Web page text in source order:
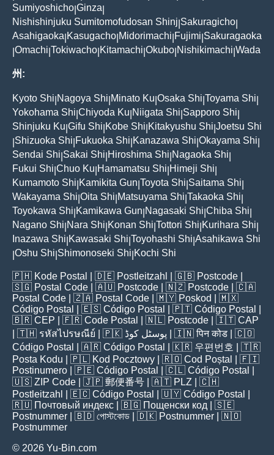
Sumiyoshicho Ginza
Nishishinjuku Sumitomofudosan Shinj Sakuragicho
Asahigaoka Kasugacho Midorimachi Fujimi Sakuragaoka
Omachi Tokiwacho Kitamachi Okubo Nishikimachi Wada
州:
Kyoto Shi Nagoya Shi Minato Ku Osaka Shi Toyama Shi
Yokohama Shi Chiyoda Ku Niigata Shi Sapporo Shi
Shinjuku Ku Gifu Shi Kobe Shi Kitakyushu Shi Joetsu Shi
Shizuoka Shi Fukuoka Shi Kanazawa Shi Okayama Shi
Sendai Shi Sakai Shi Hiroshima Shi Nagaoka Shi
Fukui Shi Chuo Ku Hamamatsu Shi Himeji Shi
Kumamoto Shi Kamikita Gun Toyota Shi Saitama Shi
Wakayama Shi Oita Shi Matsuyama Shi Takaoka Shi
Toyokawa Shi Kamikawa Gun Nagasaki Shi Chiba Shi
Nagano Shi Nara Shi Konan Shi Tottori Shi Kurihara Shi
Inazawa Shi Kawasaki Shi Toyohashi Shi Asahikawa Shi
Oshu Shi Shimonoseki Shi Kochi Shi
🇵🇭 Kode Postal | 🇩🇪 Postleitzahl | 🇬🇧 Postcode
🇸🇬 Postal Code | 🇦🇺 Postcode | 🇳🇿 Postcode | 🇨🇦
Postal Code | 🇿🇦 Postal Code | 🇲🇾 Poskod
| 🇲🇽
Código Postal
| 🇪🇸 Código Postal | 🇵🇹 Código Postal
🇧🇷 CEP | 🇫🇷 Code Postal | 🇳🇱 Postcode | 🇮🇹 CAP
| 🇹🇭 รหัสไปรษณีย์ | 🇵🇰 پوسٹل کوڈ | 🇮🇳पिन कोड | 🇨🇴
Código Postal
| 🇦🇷 Código Postal | 🇰🇷 우편번호
| 🇹🇷
Posta Kodu | 🇵🇱 Kod Pocztowy | 🇷🇴 Cod Poștal
| 🇫🇮
Postinumero | 🇵🇪 Código Postal | 🇨🇱 Código Postal
🇺🇸 ZIP Code | 🇯🇵 郵便番号 | 🇦🇹 PLZ | 🇨🇭
Postleitzahl
| 🇪🇨 Código Postal | 🇺🇾 Código Postal
🇷🇺 Почтовый индекс | 🇧🇬 Пощенски код | 🇸🇪
Postnummer | 🇧🇩 পোস্টকোড | 🇩🇰 Postnummer | 🇳🇴
Postnummer
© 2026 Yu-Bin.com